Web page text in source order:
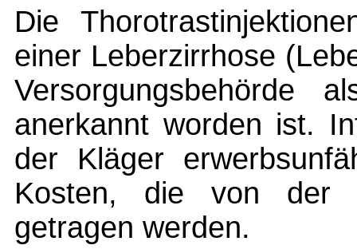
Die
einer Leberzirrhose
Versorgungsbehörde
anerkannt worden ist.
der Kläger
Kosten, die von der
getragen werden.